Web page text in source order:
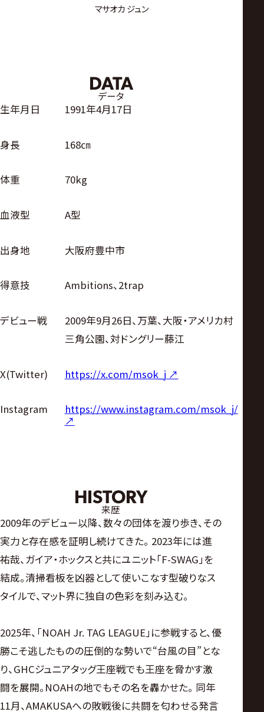
マサオカ ジュン
DATA
データ
生年月日 1991年4月17日
身長 168㎝
体重 70kg
血液型 A型
出身地 大阪府豊中市
得意技 Ambitions、2trap
デビュー戦
2009年9月26日、万葉、大阪・アメリカ村
三角公園、対ドングリー藤江
X(Twitter) https://x.com/msok_j ↗︎
Instagram
https://www.instagram.com/msok_j/
↗︎
HISTORY
来歴
2009年のデビュー以降、数々の団体を渡り歩き、その
実力と存在感を証明し続けてきた。 2023年には進
祐哉、ガイア・ホックスと共にユニット「F-SWAG」を
結成。清掃看板を凶器として使いこなす型破りなス
タイルで、マット界に独自の色彩を刻み込む。
2025年、「NOAH Jr. TAG LEAGUE」に参戦すると、優
勝こそ逃したものの圧倒的な勢いで“台風の目”とな
り、GHCジュニアタッグ王座戦でも王座を脅かす激
闘を展開。NOAHの地でもその名を轟かせた。 同年
11月、AMAKUSAへの敗戦後に共闘を匂わせる発言